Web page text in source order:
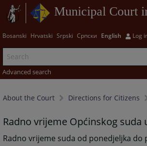
Municipal Court
Bosanski Hrvatski Srpski Српски English Log
Advanced search
About the Court Directions for Citizens
Radno vrijeme Općinskog suda
Radno vrijeme suda od ponedjeljka do